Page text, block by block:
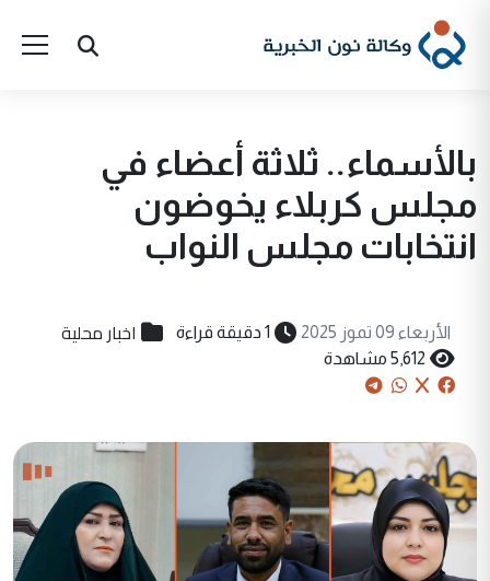
بالأسماء.. ثلاثة أعضاء في
مجلس كربلاء يخوضون
انتخابات مجلس النواب
الأربعاء 09 تموز 2025 1 دقيقة قراءة اخبار محلية
5,612 مشاهدة